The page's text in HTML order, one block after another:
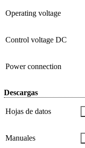
Operating voltage
Control voltage DC
Power connection
Descargas
Hojas de datos
Manuales